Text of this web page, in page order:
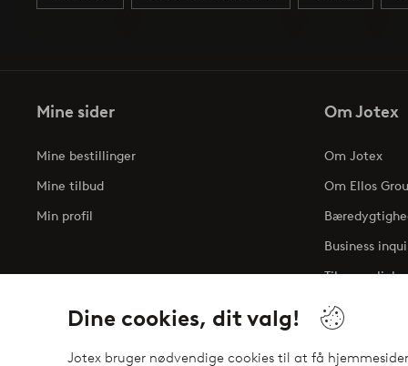
Dine cookies, dit valg!
Jotex bruger nødvendige cookies til at få
Mine sider
Mine bestillinger
Mine tilbud
Min profil
Om Jotex
Om Jotex
Om Ellos
Business